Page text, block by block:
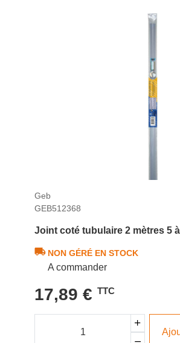
Geb
GEB512368
Joint coté tubulaire
NON GÉRÉ EN STOCK
A commander
17,89 € TTC